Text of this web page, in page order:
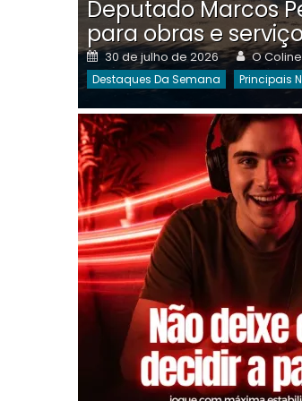
Deputado Marcos
para obras e
Posted
on
30 de julho de 2026 Author
O
Destaques Da Semana Principais